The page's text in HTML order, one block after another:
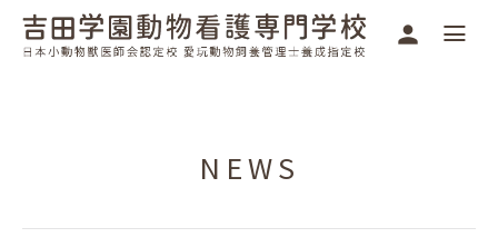
NEWS